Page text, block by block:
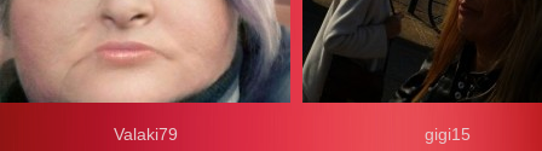
Valaki79
gigi15